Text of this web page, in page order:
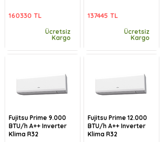
160330 TL
Ücretsiz
Kargo
Fujitsu Prime 9.000
BTU/h A++ Inverter
Klima R32
137445 TL
Ücretsiz
Kargo
Fujitsu Prime 12.000
BTU/h A++ Inverter
Klima R32